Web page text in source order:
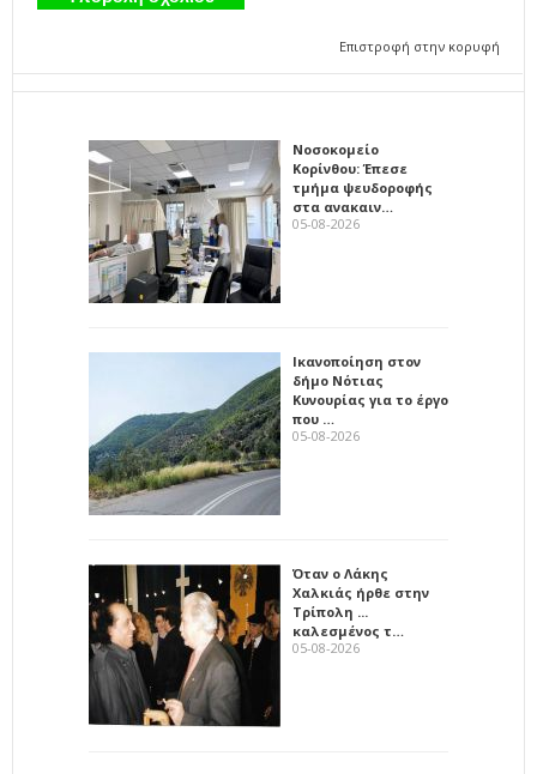
Επιστροφή στην κορυφή
Νοσοκομείο
Κορίνθου: Έπεσε
τμήμα ψευδοροφής
στα ανακαιν…
05-08-2026
Ικανοποίηση στον
δήμο Νότιας
Κυνουρίας για το έργο
που …
05-08-2026
Όταν ο Λάκης
Χαλκιάς ήρθε στην
Τρίπολη ...
καλεσμένος τ…
05-08-2026